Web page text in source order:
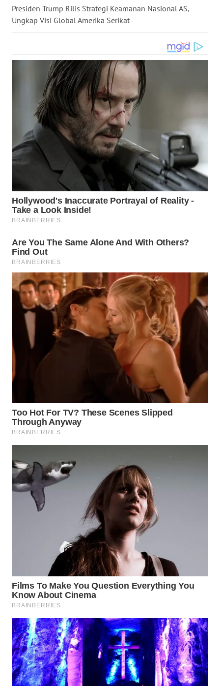
Presiden Trump Rilis Strategi Keamanan Nasional AS,
Ungkap Visi Global Amerika Serikat
WN
KALBAR
WN
KALTARA
WN
KALSEL
WN
WN
SULSEL
WN
GORONTALO
WN
SULUT
WN
MALUKU
WN
WN
DANAU
WN
NIAS
WN
LANGKAT
WN
TANJUNG
LESUNG
WN
KARO
WN
SIMALUNGUN